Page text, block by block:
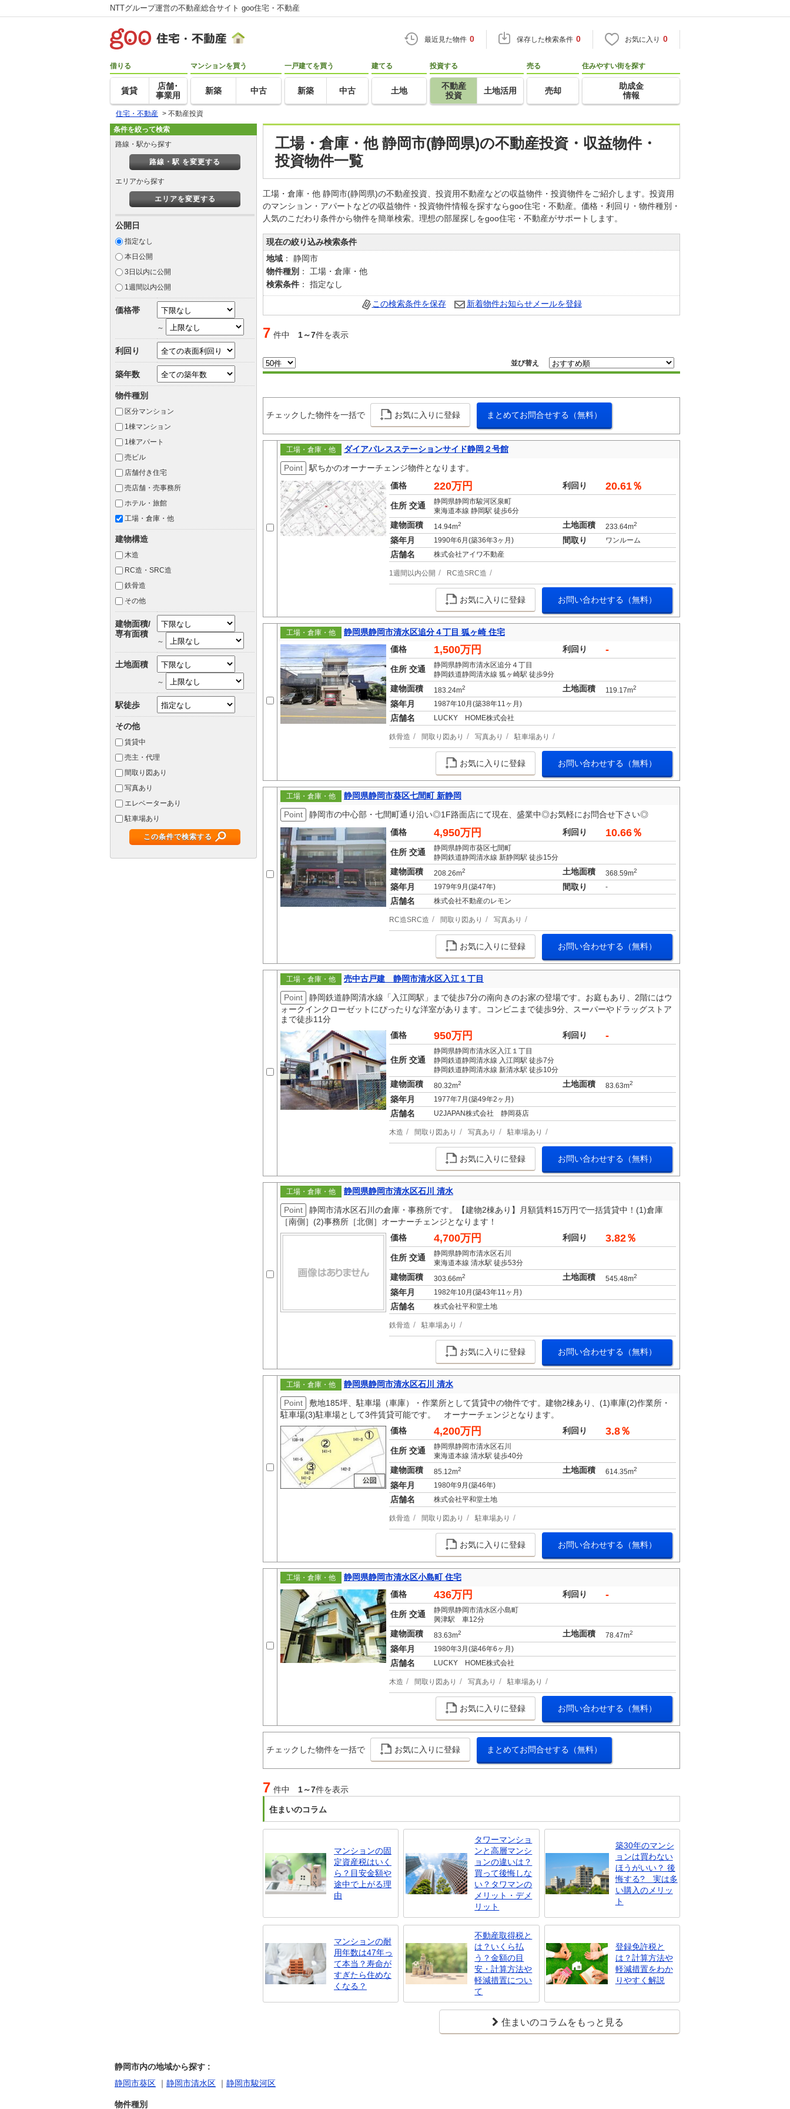
NTTグループ運営の不動産総合サイト goo住宅・不動産
最近見た物件 0 保存した検索条件 0 お気に入り 0
借りる
賃貸
店舗･
事業用
マンションを買う
新築 中古
一戸建てを買う
新築 中古
建てる
土地
投資する
不動産
投資
土地活用
売る
売却
住みやすい街を探す
助成金
情報
住宅・不動産 > 不動産投資
工場・倉庫・他 静岡市(静岡県)の不動産投資・収益物件・
投資物件一覧
工場・倉庫・他 静岡市(静岡県)の不動産投資、投資用不動産などの収益物件・投資物件をご紹介します。投資用
のマンション・アパートなどの収益物件・投資物件情報を探すならgoo住宅・不動産。価格・利回り・物件種別・
人気のこだわり条件から物件を簡単検索。理想の部屋探しをgoo住宅・不動産がサポートします。
現在の絞り込み検索条件
地域 ： 静岡市
物件種別 ： 工場・倉庫・他
検索条件 ： 指定なし
この検索条件を保存 新着物件お知らせメールを登録
7 件中 1～7件を表示
並び替え
チェックした物件を一括で お気に入りに登録 まとめてお問合せする（無料）
工場・倉庫・他
ダイアパレスステーションサイド静岡２号館
Point
駅ちかのオーナーチェンジ物件となります。
価格
220万円 利回り 20.61％
住所 交通
静岡県静岡市駿河区泉町
東海道本線 静岡駅 徒歩6分
建物面積 14.94m2 土地面積 233.64m2
築年月 1990年6月(築36年3ヶ月) 間取り ワンルーム
店舗名 株式会社アイワ不動産
1週間以内公開 RC造SRC造
お気に入りに登録 お問い合わせする（無料）
工場・倉庫・他
静岡県静岡市清水区追分４丁目 狐ヶ崎 住宅
価格
1,500万円 利回り -
住所 交通
静岡県静岡市清水区追分４丁目
静岡鉄道静岡清水線 狐ヶ崎駅 徒歩9分
建物面積 183.24m2 土地面積 119.17m2
築年月 1987年10月(築38年11ヶ月)
店舗名 LUCKY HOME株式会社
鉄骨造 間取り図あり 写真あり 駐車場あり
お気に入りに登録 お問い合わせする（無料）
工場・倉庫・他
静岡県静岡市葵区七間町 新静岡
Point
静岡市の中心部・七間町通り沿い◎1F路面店にて現在、盛業中◎お気軽にお問合せ下さい◎
価格
4,950万円 利回り 10.66％
住所 交通
静岡県静岡市葵区七間町
静岡鉄道静岡清水線 新静岡駅 徒歩15分
建物面積 208.26m2 土地面積 368.59m2
築年月 1979年9月(築47年) 間取り -
店舗名 株式会社不動産のレモン
RC造SRC造 間取り図あり 写真あり
お気に入りに登録 お問い合わせする（無料）
工場・倉庫・他
売中古戸建 静岡市清水区入江１丁目
Point
静岡鉄道静岡清水線「入江岡駅」まで徒歩7分の南向きのお家の登場です。お庭もあり、2階にはウ
ォークインクローゼットにぴったりな洋室があります。コンビニまで徒歩9分、スーパーやドラッグストア
まで徒歩11分
価格
950万円 利回り -
住所 交通
静岡県静岡市清水区入江１丁目
静岡鉄道静岡清水線 入江岡駅 徒歩7分
静岡鉄道静岡清水線 新清水駅 徒歩10分
建物面積 80.32m2 土地面積 83.63m2
築年月 1977年7月(築49年2ヶ月)
店舗名 U2JAPAN株式会社 静岡葵店
木造 間取り図あり 写真あり 駐車場あり
お気に入りに登録 お問い合わせする（無料）
工場・倉庫・他
静岡県静岡市清水区石川 清水
Point
静岡市清水区石川の倉庫・事務所です。【建物2棟あり】月額賃料15万円で一括賃貸中！(1)倉庫
［南側］(2)事務所［北側］オーナーチェンジとなります！
価格
4,700万円 利回り 3.82％
住所 交通
静岡県静岡市清水区石川
東海道本線 清水駅 徒歩53分
建物面積 303.66m2 土地面積 545.48m2
築年月 1982年10月(築43年11ヶ月)
店舗名 株式会社平和堂土地
鉄骨造 駐車場あり
お気に入りに登録 お問い合わせする（無料）
工場・倉庫・他
静岡県静岡市清水区石川 清水
Point
敷地185坪、駐車場（車庫）・作業所として賃貸中の物件です。建物2棟あり、(1)車庫(2)作業所・
駐車場(3)駐車場として3件賃貸可能です。 オーナーチェンジとなります。
価格
4,200万円 利回り 3.8％
住所 交通
静岡県静岡市清水区石川
東海道本線 清水駅 徒歩40分
建物面積 85.12m2 土地面積 614.35m2
築年月 1980年9月(築46年)
店舗名 株式会社平和堂土地
鉄骨造 間取り図あり 駐車場あり
お気に入りに登録 お問い合わせする（無料）
工場・倉庫・他
静岡県静岡市清水区小島町 住宅
価格
436万円 利回り -
住所 交通
静岡県静岡市清水区小島町
興津駅 車12分
建物面積 83.63m2 土地面積 78.47m2
築年月 1980年3月(築46年6ヶ月)
店舗名 LUCKY HOME株式会社
木造 間取り図あり 写真あり 駐車場あり
お気に入りに登録 お問い合わせする（無料）
チェックした物件を一括で お気に入りに登録 まとめてお問合せする（無料）
7 件中 1～7件を表示
住まいのコラム
マンションの固
定資産税はいく
ら？目安金額や
途中で上がる理
由
タワーマンショ
ンと高層マンシ
ョンの違いは？
買って後悔しな
い？タワマンの
メリット・デメ
リット
築30年のマンシ
ョンは買わない
ほうがいい？ 後
悔する? 実は多
い購入のメリッ
ト
マンションの耐
用年数は47年っ
て本当？寿命が
すぎたら住めな
くなる？
不動産取得税と
は？いくら払
う？金額の目
安・計算方法や
軽減措置につい
て
登録免許税と
は？計算方法や
軽減措置をわか
りやすく解説
住まいのコラムをもっと見る
条件を絞って検索
路線・駅から探す
路線・駅 を変更する
エリアから探す
エリアを変更する
公開日
指定なし
本日公開
3日以内に公開
1週間以内公開
価格帯
～
利回り
築年数
物件種別
区分マンション
1棟マンション
1棟アパート
売ビル
店舗付き住宅
売店舗・売事務所
ホテル・旅館
工場・倉庫・他
建物構造
木造
RC造・SRC造
鉄骨造
その他
建物面積/
専有面積
～
土地面積
～
駅徒歩
その他
賃貸中
売主・代理
間取り図あり
写真あり
エレベーターあり
駐車場あり
この条件で検索する
静岡市内の地域から探す :
静岡市葵区 ｜ 静岡市清水区 ｜ 静岡市駿河区
物件種別